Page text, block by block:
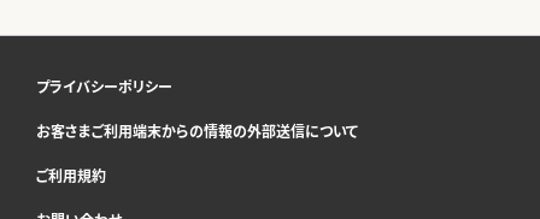
プライバシーポリシー
お客さまご利用端末からの情報の外部送信について
ご利用規約